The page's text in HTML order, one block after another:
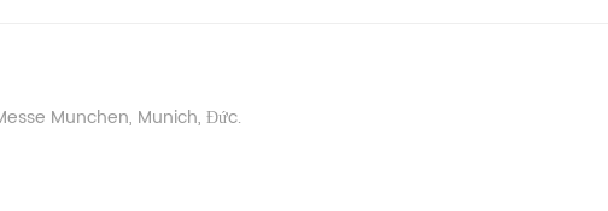
Munchen, Munich, Đức.